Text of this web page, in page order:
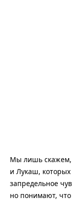
Мы лишь скажем,
и Лукаш,
запредельное
но понимают,